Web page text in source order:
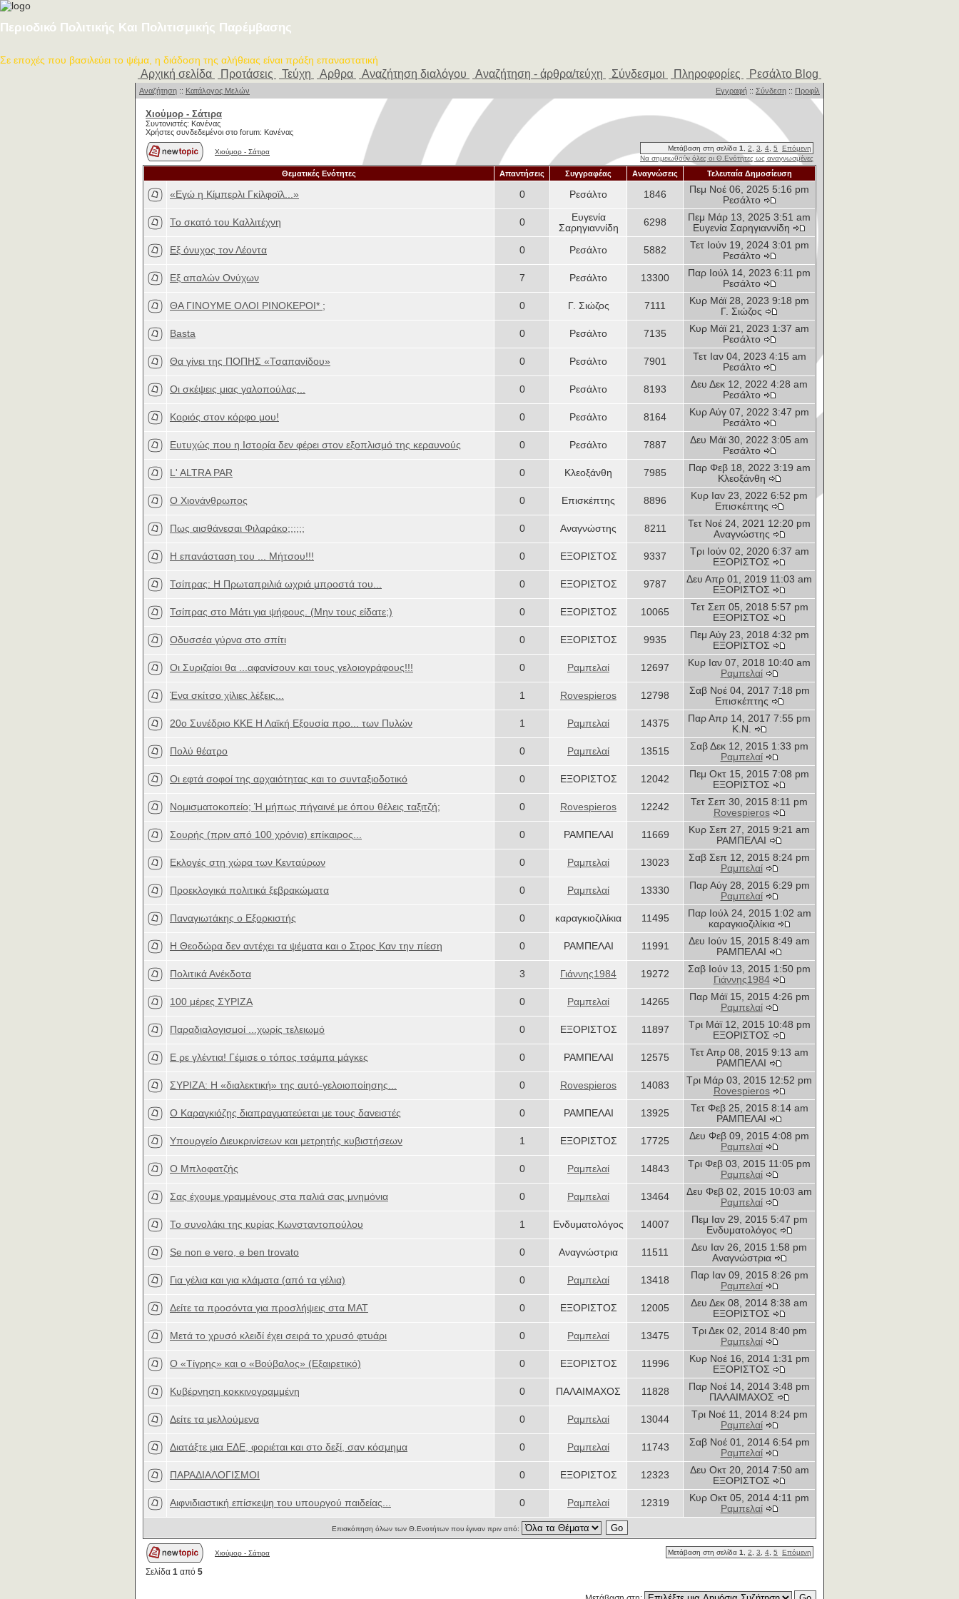
Περιοδικό Πολιτικής Και Πολιτισμικής Παρέμβασης
Σε εποχές που βασιλεύει το ψέμα, η διάδοση της αλήθειας είναι πράξη επαναστατική
Αρχική σελίδα Προτάσεις Τεύχη Αρθρα Αναζήτηση διαλόγου Αναζήτηση - άρθρα/τεύχη Σύνδεσμοι Πληροφορίες Ρεσάλτο Blog
Αναζήτηση :: Κατάλογος Μελών Εγγραφή :: Σύνδεση :: Προφίλ
Χιούμορ - Σάτιρα
Συντονιστές: Κανένας
Χρήστες συνδεδεμένοι στο forum: Κανένας
Χιούμορ - Σάτιρα Μετάβαση στη σελίδα 1, 2, 3, 4, 5
Επόμενη
Να σημειωθούν όλες οι Θ.Ενότητες ως αναγνωσμένες
Θεματικές Ενότητες Απαντήσεις Συγγραφέας Αναγνώσεις Τελευταία Δημοσίευση
«Εγώ η Κίμπερλι Γκίλφοϊλ...» 0 Ρεσάλτο 1846
Πεμ Νοέ 06, 2025 5:16 pm
Ρεσάλτο
Το σκατό του Καλλιτέχνη 0
Ευγενία
Σαρηγιαννίδη
6298
Πεμ Μάρ 13, 2025 3:51 am
Ευγενία Σαρηγιαννίδη
Εξ όνυχος τον Λέοντα 0 Ρεσάλτο 5882
Τετ Ιούν 19, 2024 3:01 pm
Ρεσάλτο
Εξ απαλών Ονύχων 7 Ρεσάλτο 13300
Παρ Ιούλ 14, 2023 6:11 pm
Ρεσάλτο
ΘΑ ΓΙΝΟΥΜΕ ΟΛΟΙ ΡΙΝΟΚΕΡΟΙ* ; 0 Γ. Σιώζος 7111
Κυρ Μάϊ 28, 2023 9:18 pm
Γ. Σιώζος
Βasta 0 Ρεσάλτο 7135
Κυρ Μάϊ 21, 2023 1:37 am
Ρεσάλτο
Θα γίνει της ΠΟΠΗΣ «Τσαπανίδου» 0 Ρεσάλτο 7901
Τετ Ιαν 04, 2023 4:15 am
Ρεσάλτο
Οι σκέψεις μιας γαλοπούλας... 0 Ρεσάλτο 8193
Δευ Δεκ 12, 2022 4:28 am
Ρεσάλτο
Κοριός στον κόρφο μου! 0 Ρεσάλτο 8164
Κυρ Αύγ 07, 2022 3:47 pm
Ρεσάλτο
Ευτυχώς που η Ιστορία δεν φέρει στον εξοπλισμό της κεραυνούς 0 Ρεσάλτο 7887
Δευ Μάϊ 30, 2022 3:05 am
Ρεσάλτο
L' ALTRA PAR 0 Κλεοξάνθη 7985
Παρ Φεβ 18, 2022 3:19 am
Κλεοξάνθη
Ο Χιονάνθρωπος 0 Επισκέπτης 8896
Κυρ Ιαν 23, 2022 6:52 pm
Επισκέπτης
Πως αισθάνεσαι Φιλαράκο;;;;;; 0 Αναγνώστης 8211
Τετ Νοέ 24, 2021 12:20 pm
Αναγνώστης
Η επανάσταση του ... Μήτσου!!! 0 ΕΞΟΡΙΣΤΟΣ 9337
Τρι Ιούν 02, 2020 6:37 am
ΕΞΟΡΙΣΤΟΣ
Τσίπρας: Η Πρωταπριλιά ωχριά μπροστά του... 0 ΕΞΟΡΙΣΤΟΣ 9787
Δευ Απρ 01, 2019 11:03 am
ΕΞΟΡΙΣΤΟΣ
Τσίπρας στο Μάτι για ψήφους. (Μην τους είδατε;) 0 ΕΞΟΡΙΣΤΟΣ 10065
Τετ Σεπ 05, 2018 5:57 pm
ΕΞΟΡΙΣΤΟΣ
Οδυσσέα γύρνα στο σπίτι 0 ΕΞΟΡΙΣΤΟΣ 9935
Πεμ Αύγ 23, 2018 4:32 pm
ΕΞΟΡΙΣΤΟΣ
Οι Συριζαίοι θα ...αφανίσουν και τους γελοιογράφους!!! 0 Ραμπελαί 12697
Κυρ Ιαν 07, 2018 10:40 am
Ραμπελαί
Ένα σκίτσο χίλιες λέξεις... 1 Rovespieros 12798
Σαβ Νοέ 04, 2017 7:18 pm
Επισκέπτης
20ο Συνέδριο ΚΚΕ Η Λαϊκή Εξουσία προ... των Πυλών 1 Ραμπελαί 14375
Παρ Απρ 14, 2017 7:55 pm
Κ.Ν.
Πολύ θέατρο 0 Ραμπελαί 13515
Σαβ Δεκ 12, 2015 1:33 pm
Ραμπελαί
Οι εφτά σοφοί της αρχαιότητας και το συνταξιοδοτικό 0 ΕΞΟΡΙΣΤΟΣ 12042
Πεμ Οκτ 15, 2015 7:08 pm
ΕΞΟΡΙΣΤΟΣ
Νομισματοκοπείο; Ή μήπως πήγαινέ με όπου θέλεις ταξιτζή; 0 Rovespieros 12242
Τετ Σεπ 30, 2015 8:11 pm
Rovespieros
Σουρής (πριν από 100 χρόνια) επίκαιρος... 0 ΡΑΜΠΕΛΑΙ 11669
Κυρ Σεπ 27, 2015 9:21 am
ΡΑΜΠΕΛΑΙ
Εκλογές στη χώρα των Κενταύρων 0 Ραμπελαί 13023
Σαβ Σεπ 12, 2015 8:24 pm
Ραμπελαί
Προεκλογικά πολιτικά ξεβρακώματα 0 Ραμπελαί 13330
Παρ Αύγ 28, 2015 6:29 pm
Ραμπελαί
Παναγιωτάκης ο Εξορκιστής 0 καραγκιοζιλίκια 11495
Παρ Ιούλ 24, 2015 1:02 am
καραγκιοζιλίκια
Η Θεοδώρα δεν αντέχει τα ψέματα και ο Στρος Καν την πίεση 0 ΡΑΜΠΕΛΑΙ 11991
Δευ Ιούν 15, 2015 8:49 am
ΡΑΜΠΕΛΑΙ
Πολιτικά Ανέκδοτα 3 Γιάννης1984 19272
Σαβ Ιούν 13, 2015 1:50 pm
Γιάννης1984
100 μέρες ΣΥΡΙΖΑ 0 Ραμπελαί 14265
Παρ Μάϊ 15, 2015 4:26 pm
Ραμπελαί
Παραδιαλογισμοί ...χωρίς τελειωμό 0 ΕΞΟΡΙΣΤΟΣ 11897
Τρι Μάϊ 12, 2015 10:48 pm
ΕΞΟΡΙΣΤΟΣ
Ε ρε γλέντια! Γέμισε ο τόπος τσάμπα μάγκες 0 ΡΑΜΠΕΛΑΙ 12575
Τετ Απρ 08, 2015 9:13 am
ΡΑΜΠΕΛΑΙ
ΣΥΡΙΖΑ: Η «διαλεκτική» της αυτό-γελοιοποίησης... 0 Rovespieros 14083
Τρι Μάρ 03, 2015 12:52 pm
Rovespieros
Ο Καραγκιόζης διαπραγματεύεται με τους δανειστές 0 ΡΑΜΠΕΛΑΙ 13925
Τετ Φεβ 25, 2015 8:14 am
ΡΑΜΠΕΛΑΙ
Υπουργείο Διευκρινίσεων και μετρητής κυβιστήσεων 1 ΕΞΟΡΙΣΤΟΣ 17725
Δευ Φεβ 09, 2015 4:08 pm
Ραμπελαί
Ο Μπλοφατζής 0 Ραμπελαί 14843
Τρι Φεβ 03, 2015 11:05 pm
Ραμπελαί
Σας έχουμε γραμμένους στα παλιά σας μνημόνια 0 Ραμπελαί 13464
Δευ Φεβ 02, 2015 10:03 am
Ραμπελαί
Το συνολάκι της κυρίας Κωνσταντοπούλου 1 Ενδυματολόγος 14007
Πεμ Ιαν 29, 2015 5:47 pm
Ενδυματολόγος
Se non e vero, e ben trovato 0 Αναγνώστρια 11511
Δευ Ιαν 26, 2015 1:58 pm
Αναγνώστρια
Για γέλια και για κλάματα (από τα γέλια) 0 Ραμπελαί 13418
Παρ Ιαν 09, 2015 8:26 pm
Ραμπελαί
Δείτε τα προσόντα για προσλήψεις στα ΜΑΤ 0 ΕΞΟΡΙΣΤΟΣ 12005
Δευ Δεκ 08, 2014 8:38 am
ΕΞΟΡΙΣΤΟΣ
Μετά το χρυσό κλειδί έχει σειρά το χρυσό φτυάρι 0 Ραμπελαί 13475
Τρι Δεκ 02, 2014 8:40 pm
Ραμπελαί
Ο «Τίγρης» και ο «Βούβαλος» (Εξαιρετικό) 0 ΕΞΟΡΙΣΤΟΣ 11996
Κυρ Νοέ 16, 2014 1:31 pm
ΕΞΟΡΙΣΤΟΣ
Κυβέρνηση κοκκινογραμμένη 0 ΠΑΛΑΙΜΑΧΟΣ 11828
Παρ Νοέ 14, 2014 3:48 pm
ΠΑΛΑΙΜΑΧΟΣ
Δείτε τα μελλούμενα 0 Ραμπελαί 13044
Τρι Νοέ 11, 2014 8:24 pm
Ραμπελαί
Διατάξτε μια ΕΔΕ, φοριέται και στο δεξί, σαν κόσμημα 0 Ραμπελαί 11743
Σαβ Νοέ 01, 2014 6:54 pm
Ραμπελαί
ΠΑΡΑΔΙΑΛΟΓΙΣΜΟΙ 0 ΕΞΟΡΙΣΤΟΣ 12323
Δευ Οκτ 20, 2014 7:50 am
ΕΞΟΡΙΣΤΟΣ
Αιφνιδιαστική επίσκεψη του υπουργού παιδείας... 0 Ραμπελαί 12319
Κυρ Οκτ 05, 2014 4:11 pm
Ραμπελαί
Επισκόπηση όλων των Θ.Ενοτήτων που έγιναν πριν από:
Χιούμορ - Σάτιρα Μετάβαση στη σελίδα 1, 2, 3, 4, 5 Επόμενη
Σελίδα 1 από 5